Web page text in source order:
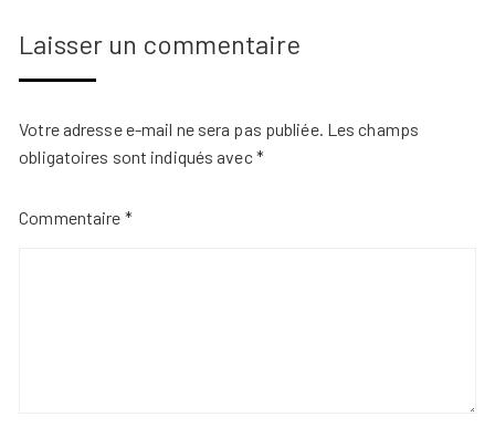
Laisser un commentaire
Votre adresse e-mail ne sera pas publiée. Les champs
obligatoires sont indiqués avec*
Commentaire *